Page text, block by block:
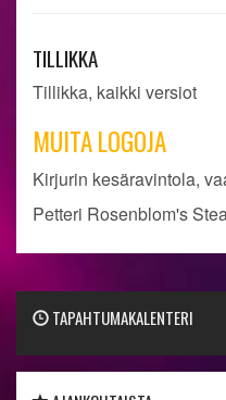
TILLIKKA
Tillikka, kaikki versiot
MUITA LOGOJA
Kirjurin kesäravintola,
Petteri Rosenblom's
TAPAHTUMAKALENTERI